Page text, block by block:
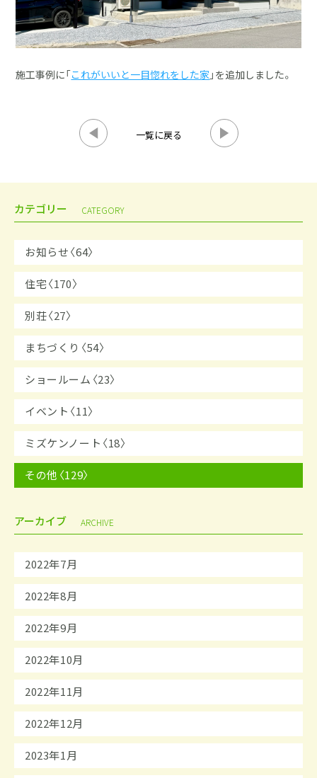
施工事例に「これがいいと一目惚れをした家」を追加しました。
一覧に戻る
カテゴリー CATEGORY
お知らせ〈64〉
住宅〈170〉
別荘〈27〉
まちづくり〈54〉
ショールーム〈23〉
イベント〈11〉
ミズケンノート〈18〉
その他〈129〉
アーカイブ ARCHIVE
2022年7月
2022年8月
2022年9月
2022年10月
2022年11月
2022年12月
2023年1月